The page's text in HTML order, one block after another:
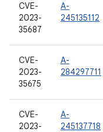
CVE-
2023-
35687
A-
245135112
CVE-
2023-
35675
A-
284297711
CVE-
2023-
A-
245137718